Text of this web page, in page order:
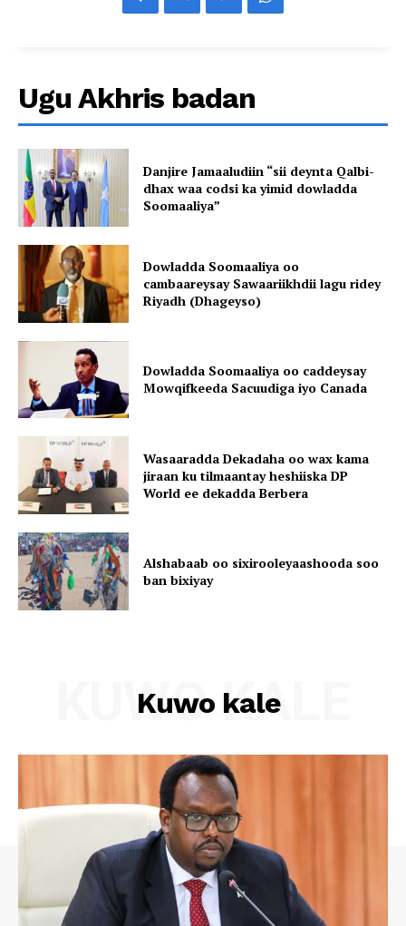
Ugu Akhris badan
Danjire Jamaaludiin “sii deynta Qalbi-
dhax waa codsi ka yimid dowladda
Soomaaliya”
Dowladda Soomaaliya oo
cambaareysay Sawaariikhdii lagu ridey
Riyadh (Dhageyso)
Dowladda Soomaaliya oo caddeysay
Mowqifkeeda Sacuudiga iyo Canada
Wasaaradda Dekadaha oo wax kama
jiraan ku tilmaantay heshiiska DP
World ee dekadda Berbera
Alshabaab oo sixirooleyaashooda soo
ban bixiyay
Kuwo kale
KUWO KALE